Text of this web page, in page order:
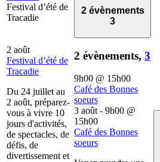
Festival d’été de
Tracadie
2 août
Festival d’été de
Tracadie
Du 24 juillet au
2 août, préparez-
vous à vivre 10
jours d'activités,
de spectacles, de
défis, de
divertissement et
2 évènements
3
2 évènements, 3
9h00 @ 15h00
Café des Bonnes
soeurs
3 août - 9h00 @
15h00
Café des Bonnes
soeurs